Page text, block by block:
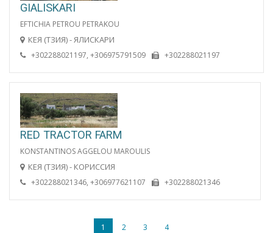
GIALISKARI
EFTICHIA PETROU PETRAKOU
КЕЯ (ТЗИЯ) - ЯЛИСКАРИ
+302288021197, +306975791509 +302288021197
RED TRACTOR FARM
KONSTANTINOS AGGELOU MAROULIS
КЕЯ (ТЗИЯ) - КОРИССИЯ
+302288021346, +306977621107 +302288021346
1 2 3 4